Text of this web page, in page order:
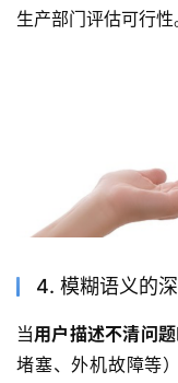
生产部门评估可行性
4. 模糊语义的
当用户描述不清问题
堵塞、外机故障等